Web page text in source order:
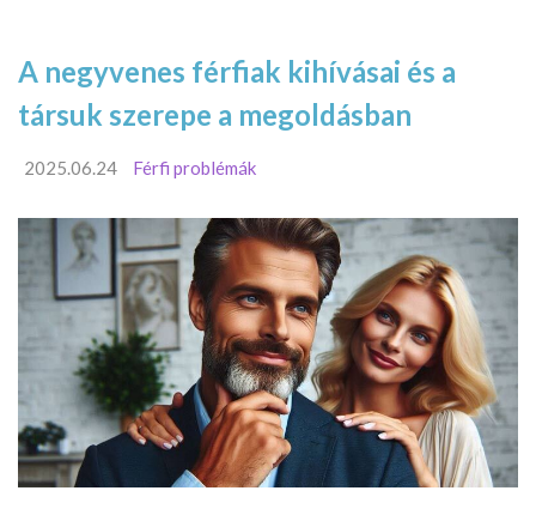
A negyvenes férfiak kihívásai és a
társuk szerepe a megoldásban
2025.06.24 Férfi problémák